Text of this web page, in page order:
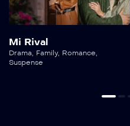
Mi Rival
Drama, Family, Romance,
Suspense